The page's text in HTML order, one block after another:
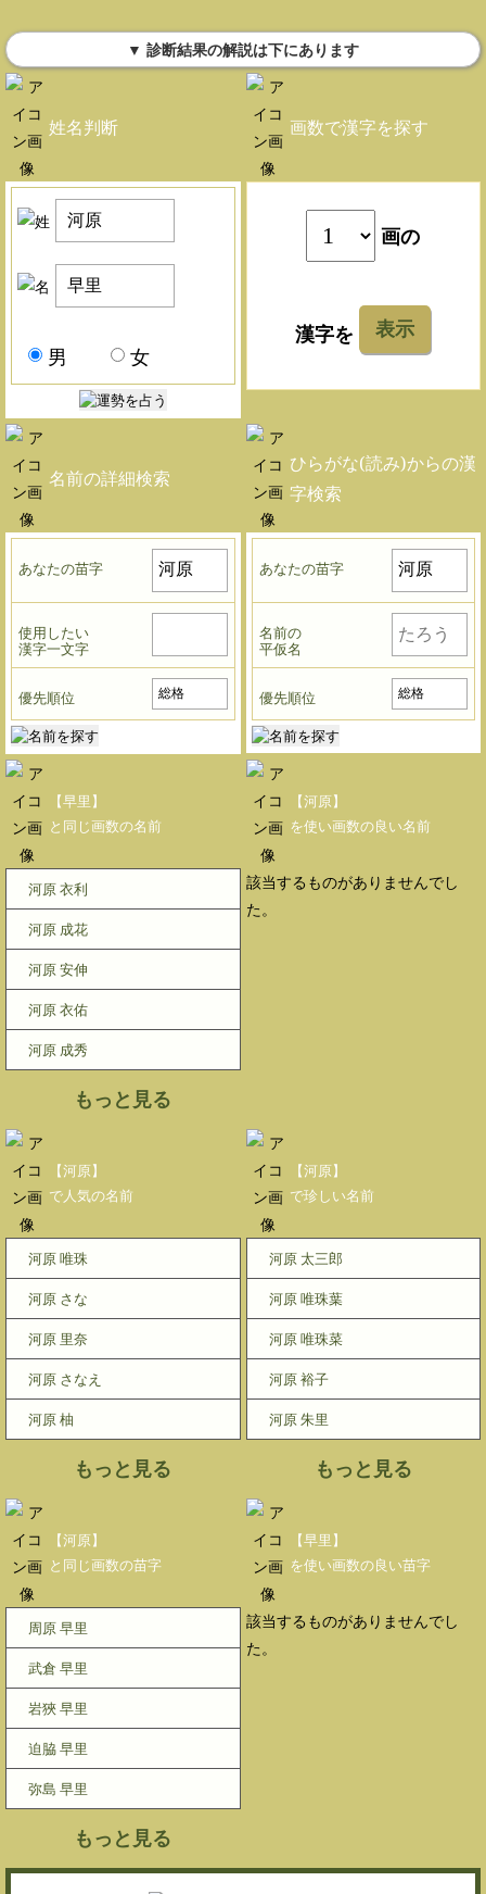
▼ 診断結果の解説は下にあります
姓名判断
男 女
画数で漢字を探す
画の
漢字を 表示
名前の詳細検索
あなたの苗字
使用したい
漢字一文字
優先順位
ひらがな(読み)からの漢
字検索
あなたの苗字
名前の
平仮名
優先順位
【早里】
と同じ画数の名前
河原 衣利
河原 成花
河原 安伸
河原 衣佑
河原 成秀
もっと見る
【河原】
を使い画数の良い名前
該当するものがありませんでし
た。
【河原】
で人気の名前
河原 唯珠
河原 さな
河原 里奈
河原 さなえ
河原 柚
もっと見る
【河原】
で珍しい名前
河原 太三郎
河原 唯珠葉
河原 唯珠菜
河原 裕子
河原 朱里
もっと見る
【河原】
と同じ画数の苗字
周原 早里
武倉 早里
岩狹 早里
迫脇 早里
弥島 早里
もっと見る
【早里】
を使い画数の良い苗字
該当するものがありませんでし
た。